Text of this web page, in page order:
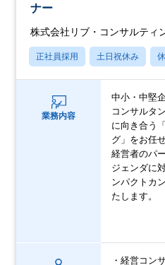
ナー
株式会社リブ・コンサルティ
正社員採用 土日祝休み
業務内容
中小・中堅
コンサルタ
に向き合う
グ」をお任
経営者のパ
ジェンダに
ンパクトカ
たします。
・経営コン